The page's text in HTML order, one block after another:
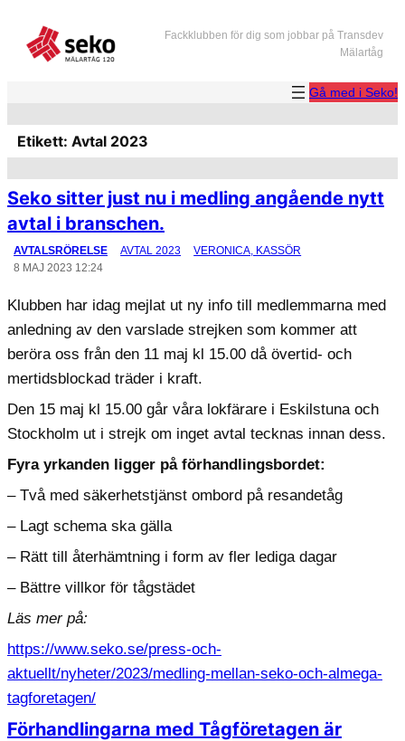
innehåll
Fackklubben för dig som jobbar på Transdev
Mälartåg
Gå med i Seko!
Etikett: Avtal 2023
Seko sitter just nu i medling angående nytt
avtal i branschen.
AVTALSRÖRELSE AVTAL 2023
VERONICA, KASSÖR
8 MAJ 2023 12:24
Klubben har idag mejlat ut ny info till medlemmarna med
anledning av den varslade strejken som kommer att
beröra oss från den 11 maj kl 15.00 då övertid- och
mertidsblockad träder i kraft.
Den 15 maj kl 15.00 går våra lokfärare i Eskilstuna och
Stockholm ut i strejk om inget avtal tecknas innan dess.
Fyra yrkanden ligger på förhandlingsbordet:
– Två med säkerhetstjänst ombord på resandetåg
– Lagt schema ska gälla
– Rätt till återhämtning i form av fler lediga dagar
– Bättre villkor för tågstädet
Läs mer på:
https://www.seko.se/press-och-
aktuellt/nyheter/2023/medling-mellan-seko-och-almega-
tagforetagen/
Förhandlingarna med Tågföretagen är